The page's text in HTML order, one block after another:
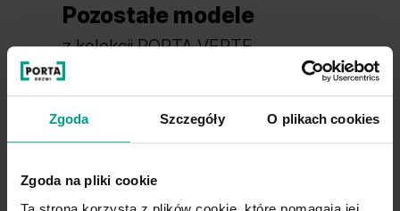
Zgoda Szczegóły O plikach cookies
Zgoda na pliki cookie
Dąb Szkarłatny Akacja Srebrna
Pozostałe modele
z kolekcji PORTA VERTE
PREMIUM, GRUPA E